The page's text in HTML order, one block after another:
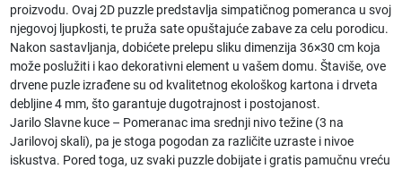
proizvodu. Ovaj 2D puzzle predstavlja simpatičnog pomeranca u svoj
njegovoj ljupkosti, te pruža sate opuštajuće zabave za celu porodicu.
Nakon sastavljanja, dobićete prelepu sliku dimenzija 36×30 cm koja
može poslužiti i kao dekorativni element u vašem domu. Štaviše, ove
drvene puzle izrađene su od kvalitetnog ekološkog kartona i drveta
debljine 4 mm, što garantuje dugotrajnost i postojanost.
Jarilo Slavne kuce – Pomeranac ima srednji nivo težine (3 na
Jarilovoj skali), pa je stoga pogodan za različite uzraste i nivoe
iskustva. Pored toga, uz svaki puzzle dobijate i gratis pamučnu vreću